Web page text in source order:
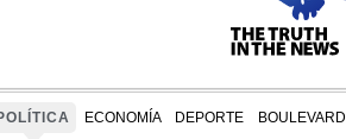
ECONOMÍA DEPORTE BOULEVARD